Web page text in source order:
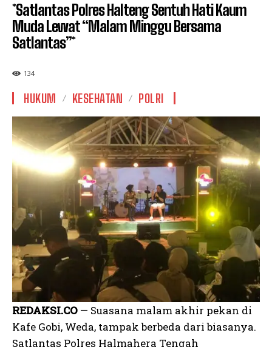
*Satlantas Polres Halteng Sentuh Hati Kaum
Muda Lewat “Malam Minggu Bersama
Satlantas”*
134
HUKUM KESEHATAN POLRI
REDAKSI.CO — Suasana malam akhir pekan di
Kafe Gobi, Weda, tampak berbeda dari biasanya.
Satlantas Polres Halmahera Tengah